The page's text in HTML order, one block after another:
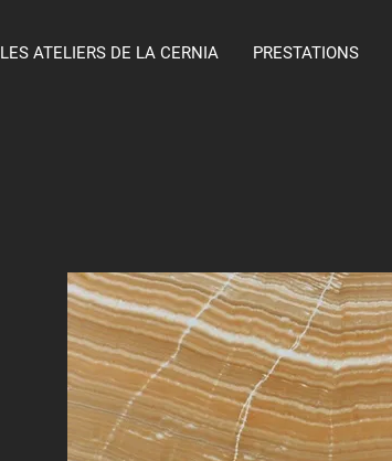
LES ATELIERS DE LA CERNIA PRESTATIONS